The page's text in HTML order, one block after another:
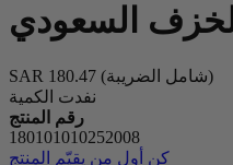
السعودي
SAR 180.47
(شامل الضريبة)
نفدت الكمية
رقم المنتج
180101010252008
كن أول من يقيّم المنتج